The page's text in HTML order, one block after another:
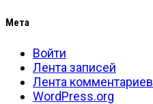
Мета
Войти
Лента записей
Лента комментариев
WordPress.org